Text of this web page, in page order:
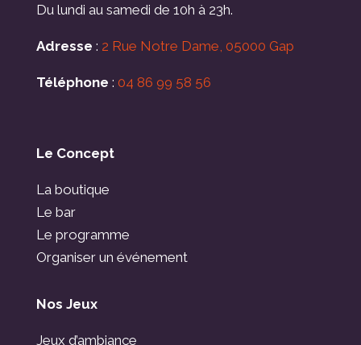
Du lundi au samedi de 10h à 23h.
Adresse : 2 Rue Notre Dame, 05000 Gap
Téléphone : 04 86 99 58 56
Le Concept
La boutique
Le bar
Le programme
Organiser un événement
Nos Jeux
Jeux d’ambiance